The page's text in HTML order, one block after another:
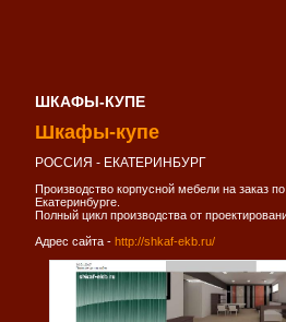
ШКАФЫ-КУПЕ
Шкафы-купе
РОССИЯ - ЕКАТЕРИНБУРГ
Производство корпусной мебели на заказ
Екатеринбурге.
Полный цикл производства от
Адрес сайта - http://shkaf-ekb.ru/